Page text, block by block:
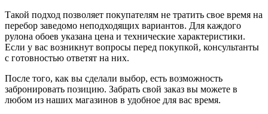
Такой подход позволяет покупателям не тратить свое время на
перебор заведомо неподходящих вариантов. Для каждого
рулона обоев указана цена и технические характеристики.
Если у вас возникнут вопросы перед покупкой, консультанты
с готовностью ответят на них.
После того, как вы сделали выбор, есть возможность
забронировать позицию. Забрать свой заказ вы можете в
любом из наших магазинов в удобное для вас время.